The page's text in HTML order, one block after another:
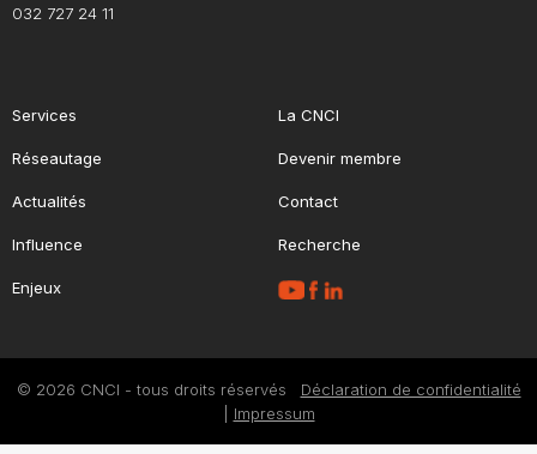
032 727 24 11
Services
Réseautage
Actualités
Influence
Enjeux
La CNCI
Devenir membre
Contact
Recherche
© 2026 CNCI - tous droits réservés Déclaration de confidentialité
Impressum